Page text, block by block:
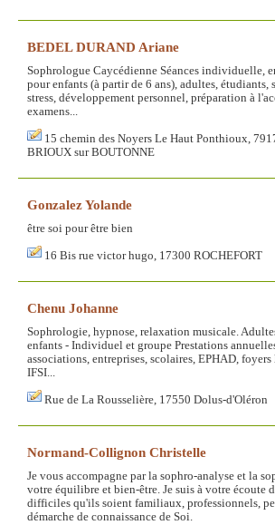
BEDEL DURAND Ariane
Sophrologue Caycédienne Séances individuelle,
pour enfants (à partir de 6 ans), adultes, étudiants,
stress, développement personnel, préparation à
examens...
15 chemin des Noyers Le Haut Ponthioux,
BRIOUX sur BOUTONNE
Gonzalez Yolande
être soi pour être bien
16 Bis rue victor hugo, 17300 ROCHEFORT
Chenu Johanne
Sophrologie, hypnose, relaxation musicale.
enfants - Individuel et groupe Prestations
associations, entreprises, scolaires, EPHAD,
IFSI...
Rue de La Rousselière, 17550 Dolus-d'Oléron
Normand-Collignon Christelle
Je vous accompagne par la sophro-analyse et la
votre équilibre et bien-être. Je suis à votre écoute
difficiles qu'ils soient familiaux, professionnels,
démarche de connaissance de Soi.